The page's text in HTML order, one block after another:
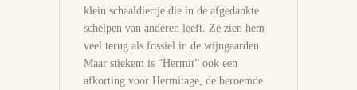
klein schaaldiertje die in de afgedankte
schelpen van anderen leeft. Ze zien hem
veel terug als fossiel in de wijngaarden.
Maar stiekem is “Hermit” ook een
afkorting voor Hermitage, de beroemde